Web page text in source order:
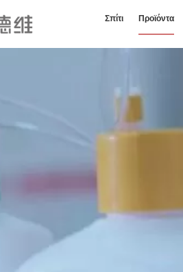
Σπίτι Προϊόντα